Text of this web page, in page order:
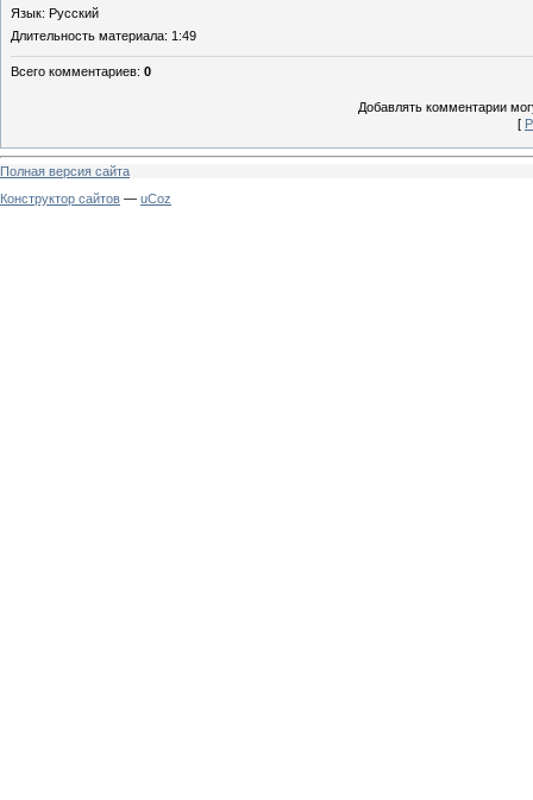
Язык: Русский
Длительность материала: 1:49
Всего комментариев: 0
Добавлять комментарии
[
Полная версия сайта
Конструктор сайтов — uCoz